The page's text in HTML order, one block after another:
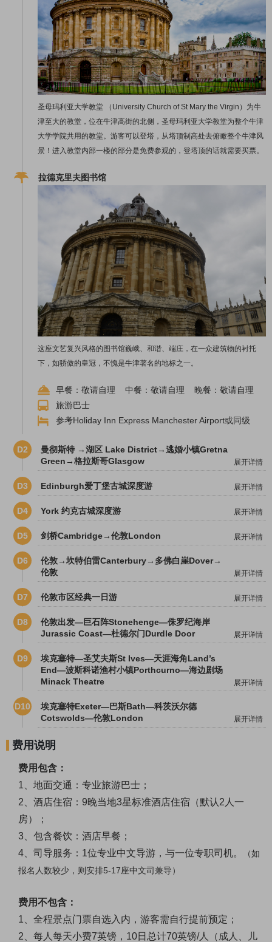
圣母玛利亚大学教堂 （University Church of St Mary the Virgin）为牛
津至大的教堂，位在牛津高街的北侧，圣母玛利亚大学教堂为整个牛津
大学学院共用的教堂。游客可以登塔，从塔顶制高处去俯瞰整个牛津风
景！进入教堂内部一楼的部分是免费参观的，登塔顶的话就需要买票。
拉德克里夫图书馆
这座文艺复兴风格的图书馆巍峨、和谐、端庄，在一众建筑物的衬托
下，如骄傲的皇冠，不愧是牛津著名的地标之一。
早餐：敬请自理 中餐：敬请自理 晚餐：敬请自理
旅游巴士
参考Holiday Inn Express Manchester Airport或同级
D2
曼彻斯特 →湖区 Lake District→逃婚小镇Gretna
Green→格拉斯哥Glasgow
展开详情
D3 Edinburgh爱丁堡古城深度游 展开详情
D4 York 约克古城深度游 展开详情
D5 剑桥Cambridge→伦敦London 展开详情
D6
伦敦→坎特伯雷Canterbury→多佛白崖Dover→
伦敦
展开详情
D7 伦敦市区经典一日游 展开详情
D8
伦敦出发—巨石阵Stonehenge—侏罗纪海岸
Jurassic Coast—杜德尔门Durdle Door
展开详情
D9
埃克塞特—圣艾夫斯St Ives—天涯海角Land’s
End—波斯科诺渔村小镇Porthcurno—海边剧场
Minack Theatre
展开详情
D10
埃克塞特Exeter—巴斯Bath—科茨沃尔德
Cotswolds—伦敦London
展开详情
费用说明
费用包含：
1、地面交通：专业旅游巴士；
2、酒店住宿：9晚当地3星标准酒店住宿（默认2人一
房）；
3、包含餐饮：酒店早餐；
4、司导服务：1位专业中文导游，与一位专职司机。
（如
报名人数较少，则安排5-17座中文司兼导）
费用不包含：
1、 全程景点门票自选入内，游客需自行提前预定；
2、 每人每天小费7英镑，10日总计70英镑/人（成人、儿